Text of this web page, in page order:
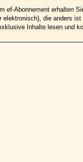
ef-Abonnement erhalten
elektronisch), die anders
Inhalte lesen und